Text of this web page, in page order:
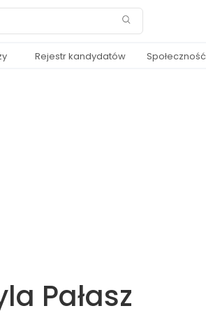
Rejestr kandydatów Społeczność
Pałasz